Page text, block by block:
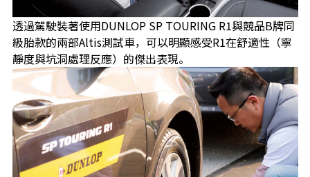
透過駕駛裝著使用DUNLOP SP TOURING R1與競品B牌同
級胎款的兩部Altis測試車，可以明顯感受R1在舒適性（寧
靜度與坑洞處理反應）的傑出表現。